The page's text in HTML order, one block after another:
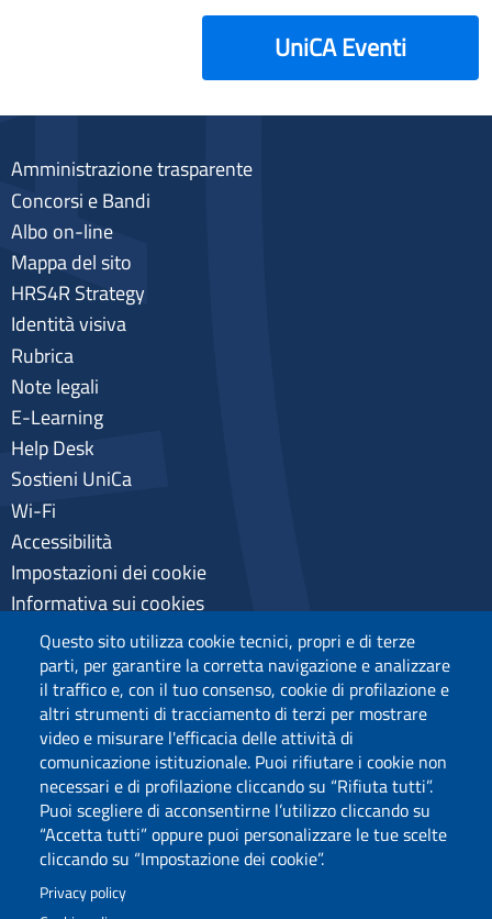
Questo sito utilizza cookie tecnici, propri e di terze
parti, per garantire la corretta navigazione e analizzare
il traffico e, con il tuo consenso, cookie di profilazione e
altri strumenti di tracciamento di terzi per mostrare
video e misurare l'efficacia delle attività di
comunicazione istituzionale. Puoi rifiutare i cookie non
necessari e di profilazione cliccando su “Rifiuta tutti”.
Puoi scegliere di acconsentirne l’utilizzo cliccando su
“Accetta tutti” oppure puoi personalizzare le tue scelte
cliccando su “Impostazione dei cookie”.
Privacy policy
UniCA Eventi
Amministrazione trasparente
Concorsi e Bandi
Albo on-line
Mappa del sito
HRS4R Strategy
Identità visiva
Rubrica
Note legali
E-Learning
Help Desk
Sostieni UniCa
Wi-Fi
Accessibilità
Impostazioni dei cookie
Informativa sui cookies
Pagamenti pagoPA
Privacy